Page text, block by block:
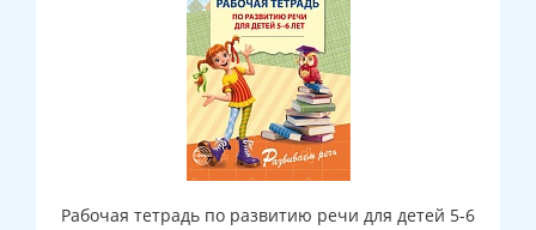
Рабочая тетрадь по развитию речи для детей 5-6